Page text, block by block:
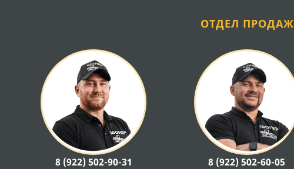
ОТДЕЛ ПРОДАЖ
8 (922) 502-90-31 8 (922) 502-60-05